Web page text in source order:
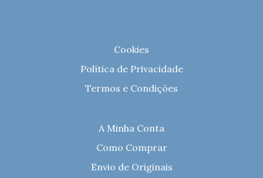
Cookies
Política de Privacidade
Termos e Condições
A Minha Conta
Como Comprar
Envio de Originais